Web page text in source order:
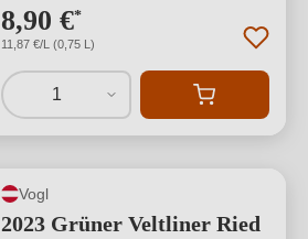
8,90 €*
11,87 €/L (0,75 L)
1
Vogl
2023 Grüner Veltliner Ried